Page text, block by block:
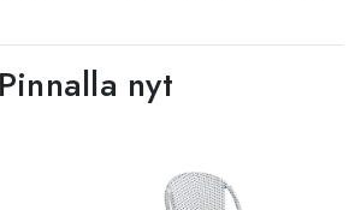
Pinnalla nyt